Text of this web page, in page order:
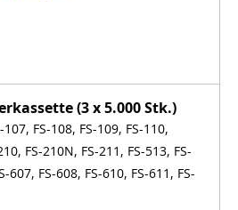
(3 x 5.000 Stk.)
FS-108, FS-109, FS-110,
FS-210N, FS-211, FS-513, FS-
607, FS-608, FS-610, FS-611, FS-